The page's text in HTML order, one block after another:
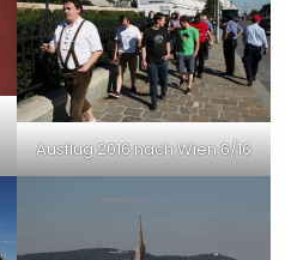
Ausflug 2016 nach Wien 6/16